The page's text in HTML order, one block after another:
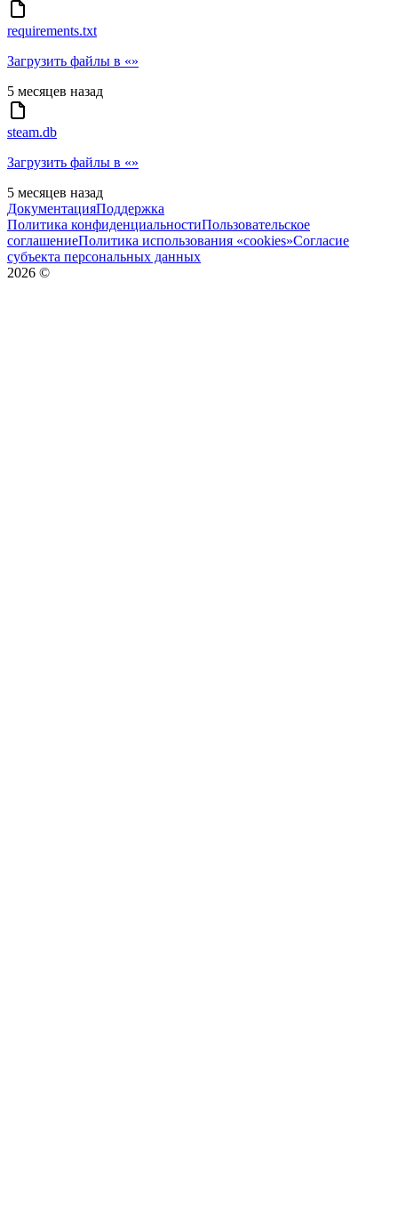
requirements.txt
Загрузить файлы в «»
5 месяцев назад
steam.db
Загрузить файлы в «»
5 месяцев назад
ДокументацияПоддержка
Политика конфиденциальностиПользовательское
соглашениеПолитика использования «cookies»Согласие
субъекта персональных данных
2026 ©